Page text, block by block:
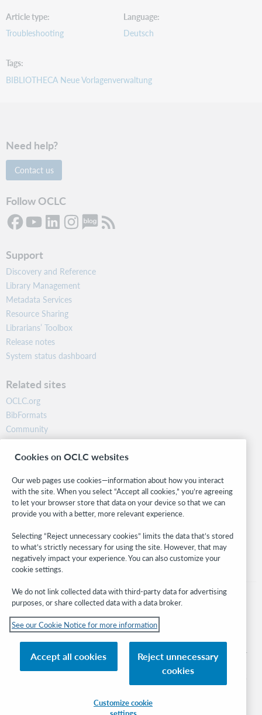
Article type
Troubleshooting
Language
Deutsch
Tags
BIBLIOTHECA Neue Vorlagenverwaltung
Need help?
Contact us
Follow OCLC
Support
Discovery and Reference
Library Management
Metadata Services
Resource Sharing
Librarians’ Toolbox
Release notes
System status dashboard
Related sites
OCLC.org
BibFormats
Community
Research
WebJunction
Stay in the know.
Get the latest product updates, research, events, and much more—
right to your inbox.
Subscribe now
© 2026 OCLC
its affiliates
Privacy policy Accessibility statement
Cookies on OCLC websites
Our web pages use cookies—information about how you interact
with the site. When you select “Accept all cookies,” you’re agreeing
to let your browser store that data on your device so that we can
provide you with a better, more relevant experience.
Selecting “Reject unnecessary cookies” limits the data that’s stored
to what’s strictly necessary for using the site. However, that may
negatively impact your experience. You can also customize your
cookie settings.
We do not link collected data with third-party data for advertising
purposes, or share collected data with a data broker.
See our Cookie Notice for more information
Accept all cookies
Reject unnecessary
cookies
Customize cookie